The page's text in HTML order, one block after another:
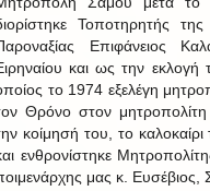
Τοποτηρητής
Επιφάνειος
και ως την
το 1974 εξελέγη
Θρόνο στον
κοίμησή του, το
ενθρονίστηκε
μας κ. Ευσέβιος,